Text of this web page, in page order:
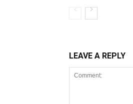
LEAVE A REPLY